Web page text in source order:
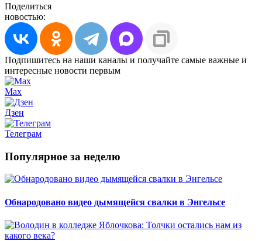
Поделиться
новостью:
Подпишитесь на наши каналы и получайте самые важные и
интересные новости первым
Max
Дзен
Телеграм
Популярное за неделю
Обнародовано видео дымящейся свалки в Энгельсе